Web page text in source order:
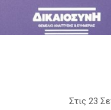
Στις 23